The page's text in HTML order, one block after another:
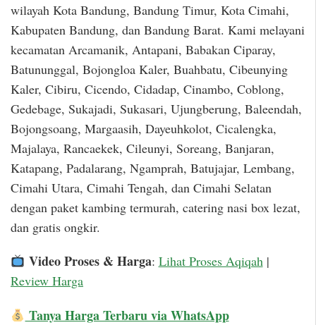
wilayah Kota Bandung, Bandung Timur, Kota Cimahi,
Kabupaten Bandung, dan Bandung Barat. Kami melayani
kecamatan Arcamanik, Antapani, Babakan Ciparay,
Batununggal, Bojongloa Kaler, Buahbatu, Cibeunying
Kaler, Cibiru, Cicendo, Cidadap, Cinambo, Coblong,
Gedebage, Sukajadi, Sukasari, Ujungberung, Baleendah,
Bojongsoang, Margaasih, Dayeuhkolot, Cicalengka,
Majalaya, Rancaekek, Cileunyi, Soreang, Banjaran,
Katapang, Padalarang, Ngamprah, Batujajar, Lembang,
Cimahi Utara, Cimahi Tengah, dan Cimahi Selatan
dengan paket kambing termurah, catering nasi box lezat,
dan gratis ongkir.
Video Proses & Harga: Lihat Proses Aqiqah|
Review Harga
Tanya Harga Terbaru via WhatsApp